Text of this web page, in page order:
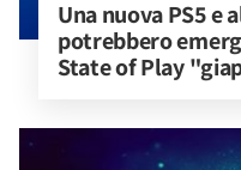
Una nuova PS5 e
potrebbero
State of Play